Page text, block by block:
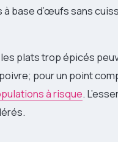
base d’œufs sans
plats trop épicés
pour un point
à risque.